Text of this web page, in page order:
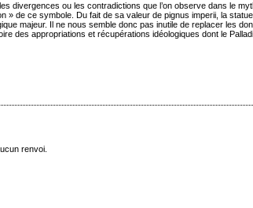
divergences ou les contradictions que l’on observe dans le
» de ce symbole. Du fait de sa valeur de pignus imperii, la
majeur. Il ne nous semble donc pas inutile de replacer les
des appropriations et récupérations idéologiques dont le
renvoi.